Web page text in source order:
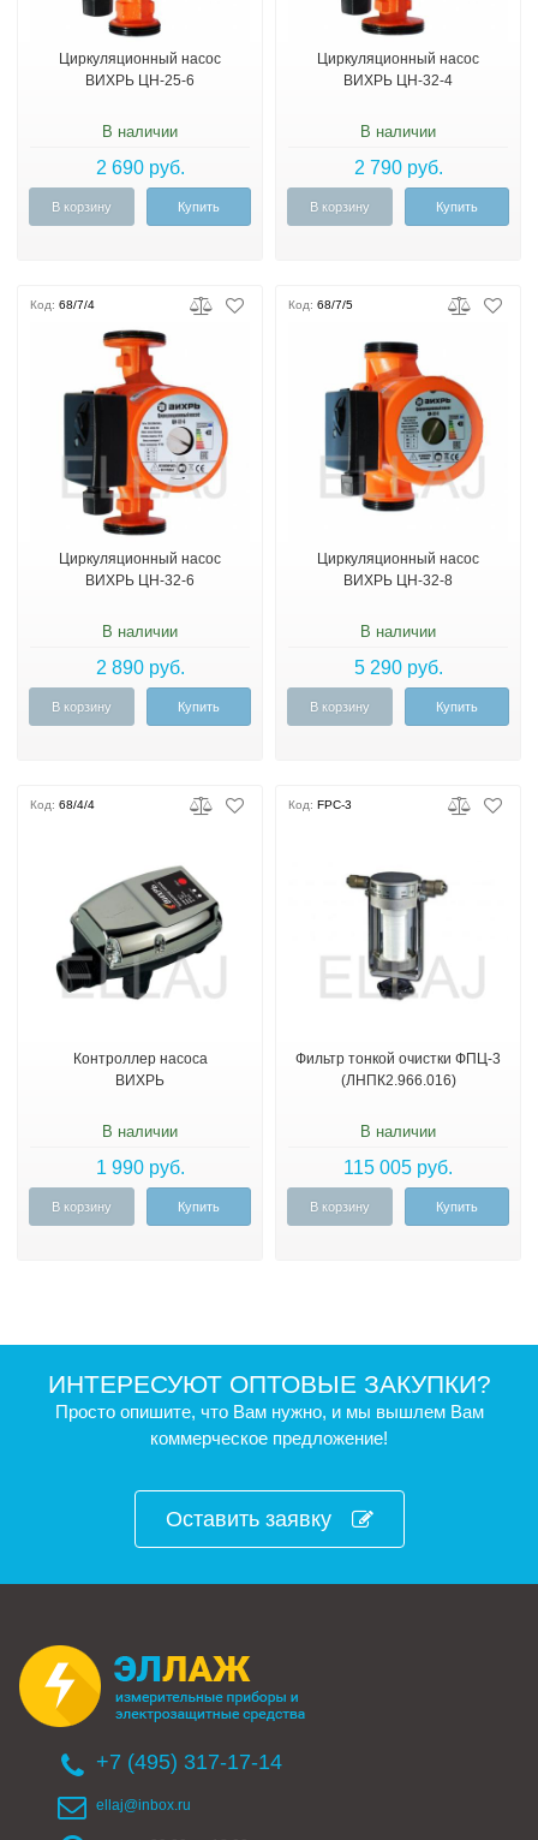
Циркуляционный насос
ВИХРЬ ЦН-25-6
В наличии
2 690 руб.
В корзину Купить
Циркуляционный насос
ВИХРЬ ЦН-32-4
В наличии
2 790 руб.
В корзину Купить
Код: 68/7/4
Циркуляционный насос
ВИХРЬ ЦН-32-6
В наличии
2 890 руб.
В корзину Купить
Код: 68/7/5
Циркуляционный насос
ВИХРЬ ЦН-32-8
В наличии
5 290 руб.
В корзину Купить
Код: 68/4/4
Контроллер насоса
ВИХРЬ
В наличии
1 990 руб.
В корзину Купить
Код: FPC-3
Фильтр тонкой очистки ФПЦ-3
(ЛНПК2.966.016)
В наличии
115 005 руб.
В корзину Купить
ИНТЕРЕСУЮТ ОПТОВЫЕ ЗАКУПКИ?
Просто опишите, что Вам нужно, и мы вышлем Вам
коммерческое предложение!
Оставить заявку
+7 (495) 317-17-14
ellaj@inbox.ru